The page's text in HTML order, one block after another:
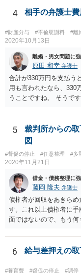
4 相手の弁護士費
#財産分与 #不倫慰謝料 #離
2020年10月13日
離婚・男女問題に
原田 和幸 弁護士
合計が330万円を支払う
用も言われたなら、330
うことですね。 そうで
5
裁判所からの
図
#督促の停止 #任意整理 #多
2020年11月21日
借金・債務整理に
藤岡 隆夫 弁護士
債権者が回収をあきら
す。これ以上債権者に
面ではないので、もう
6 給与差押えの
#養育費 #督促の停止 #調停